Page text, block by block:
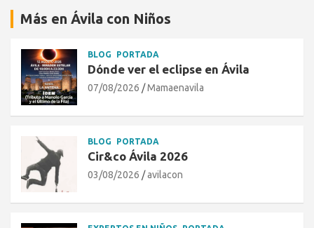
Más en Ávila con Niños
BLOG PORTADA
Dónde ver el eclipse en Ávila
07/08/2026 Mamaenavila
BLOG PORTADA
Cir&co Ávila 2026
03/08/2026 avilacon